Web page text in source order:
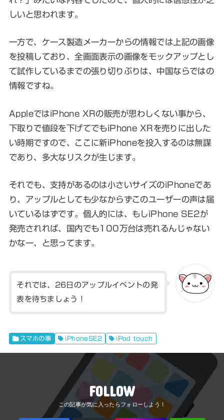
しいと思われます。
一方で、ケース製造メーカーからの情報では上記の画像
を投稿しており、全画面表示の画像をモックアップとし
て試作しているまでの張り切りぶりは、中国ならではの
情報ですね。
AppleではiPhone XRの販売が思わしくない事から、
下取りで値段を下げてでもiPhone XRを売りに出した
い時期ですので、ここに新iPhoneを投入するのは無謀
であり、多大なリスクが生じます。
それでも、支持があるのは小さいサイズのiPhoneであ
り、アップルとしても少なからずこのユーザーの声は届
いているはずです。個人的には、もしiPhone SE2が
発売されれば、国内でも100万台は売れるんじゃない
かなー、と思ってます。
それでは、26日のアップルイベントの発
表を待ちましょう！
スマホの事 iPhoneSE2 iPod touch
FOLLOW